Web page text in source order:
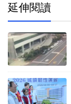
延伸閱讀